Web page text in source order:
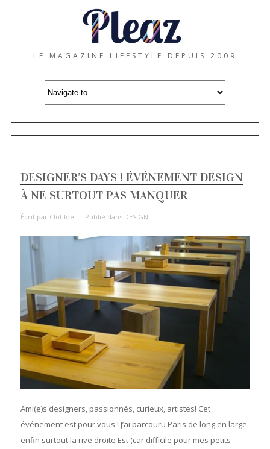
LE MAGAZINE LIFESTYLE DEPUIS 2009
DESIGNER’S DAYS ! ÉVÉNEMENT DESIGN
À NE SURTOUT PAS MANQUER
Écrit par Clotilde Publié dans DESIGN
Ami(e)s designers, passionnés, curieux, artistes! Cet
événement est pour vous ! J’ai parcouru Paris de long en large
enfin surtout la rive droite Est (car difficile pour mes petits